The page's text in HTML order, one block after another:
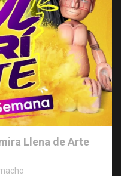
Llena de Arte